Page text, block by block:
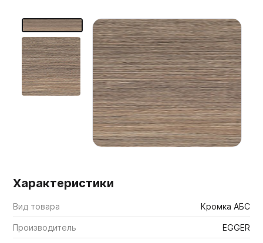
Мебельные образцы, каталоги
Характеристики
Вид товара Кромка АБС
Производитель EGGER